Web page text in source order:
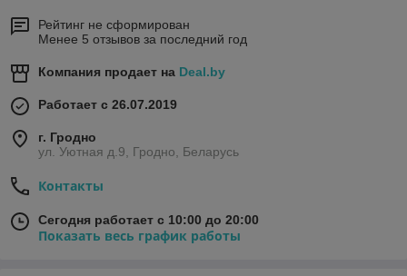
Рейтинг не сформирован
Менее 5 отзывов за последний год
Компания продает на Deal.by
Работает с 26.07.2019
г. Гродно
ул. Уютная д.9, Гродно, Беларусь
Контакты
Сегодня работает с 10:00 до 20:00
Показать весь график работы